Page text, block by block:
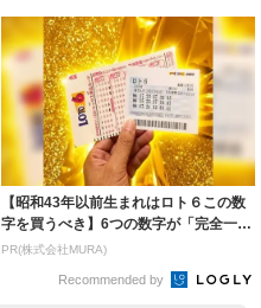
【昭和43年以前生まれはロト６この数
字を買うべき】6つの数字が「完全一
致」する方...
PR(株式会社MURA)
Recommended by